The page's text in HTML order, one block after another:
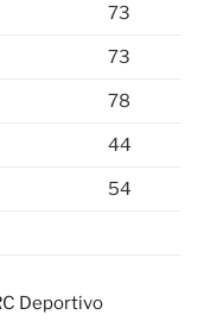
73
73
78
44
54
Deportivo